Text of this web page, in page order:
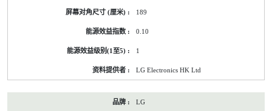
189
0.10
1
LG Electronics HK Ltd
LG